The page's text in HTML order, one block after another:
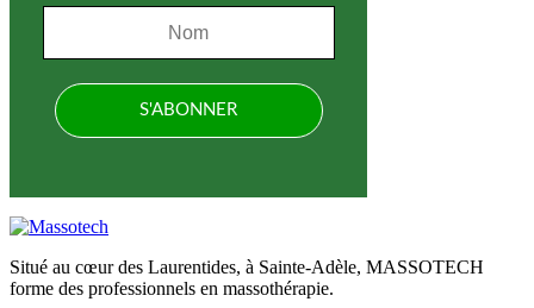
Situé au cœur des Laurentides, à Sainte-Adèle, MASSOTECH
forme des professionnels en massothérapie.